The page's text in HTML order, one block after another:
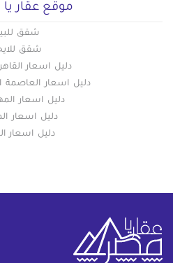
موقع عقار
شقق
شقق
دليل اسعار
دليل اسعار العاصمة
دليل اسعار
دليل اسعار
دليل اسعار